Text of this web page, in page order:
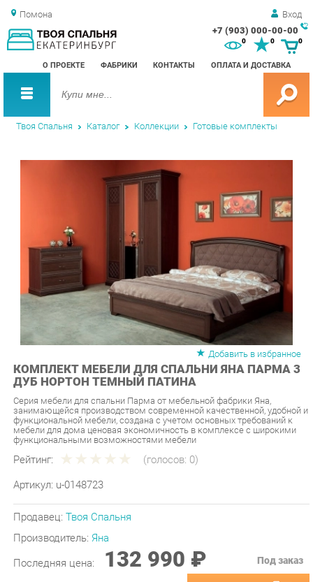
Помона Вход
+7 (903) 000-00-00
О ПРОЕКТЕ ФАБРИКИ КОНТАКТЫ ОПЛАТА И ДОСТАВКА
0 0
Твоя Спальня Каталог Коллекции Готовые комплекты
Добавить в избранное
КОМПЛЕКТ МЕБЕЛИ ДЛЯ СПАЛЬНИ ЯНА ПАРМА 3
ДУБ НОРТОН ТЕМНЫЙ ПАТИНА
Серия мебели для спальни Парма от мебельной фабрики Яна,
функциональной мебели, создана с учетом основных требований к
мебели для дома ценовая экономичность в комплексе с широкими
функциональными возможностями мебели
Рейтинг: (голосов:0)
Артикул: u-0148723
Производитель: Яна
Последняя цена: 132 990 ₽
- ЗАКАЗАТЬ